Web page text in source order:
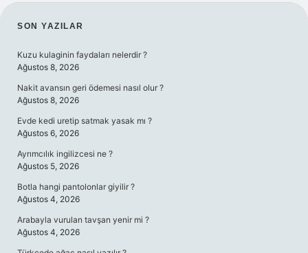
SIDEBAR
SON YAZILAR
Kuzu kulaginin faydaları nelerdir ?
Ağustos 8, 2026
Nakit avansın geri ödemesi nasıl olur ?
Ağustos 8, 2026
Evde kedi uretip satmak yasak mı ?
Ağustos 6, 2026
Ayrımcılık ingilizcesi ne ?
Ağustos 5, 2026
Botla hangi pantolonlar giyilir ?
Ağustos 4, 2026
Arabayla vurulan tavşan yenir mi ?
Ağustos 4, 2026